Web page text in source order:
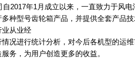
自2017年1月成立以来，一直致力于风
种型号齿轮箱产品，并提供全套产品
业从业经
况进行统计分析，对今后各机型的运
务，为用户创造更多的收益。